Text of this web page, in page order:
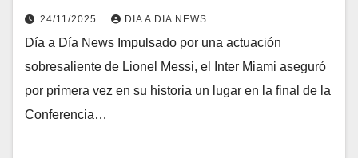
24/11/2025 DIA A DIA NEWS
Día a Día News Impulsado por una actuación
sobresaliente de Lionel Messi, el Inter Miami aseguró
por primera vez en su historia un lugar en la final de la
Conferencia…